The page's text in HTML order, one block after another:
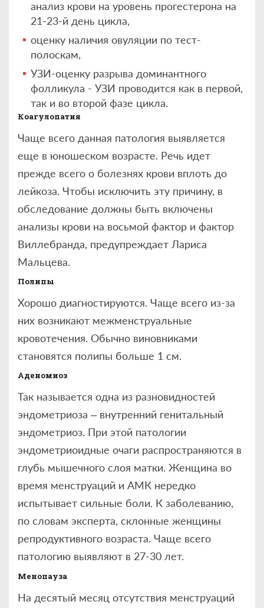
анализ крови на уровень прогестерона на
21-23-й день цикла,
оценку наличия овуляции по тест-
полоскам,
УЗИ-оценку разрыва доминантного
фолликула - УЗИ проводится как в первой,
так и во второй фазе цикла.
Коагулопатия
Чаще всего данная патология выявляется
еще в юношеском возрасте. Речь идет
прежде всего о болезнях крови вплоть до
лейкоза. Чтобы исключить эту причину, в
обследование должны быть включены
анализы крови на восьмой фактор и фактор
Виллебранда, предупреждает Лариса
Мальцева.
Полипы
Хорошо диагностируются. Чаще всего из-за
них возникают межменструальные
кровотечения. Обычно виновниками
становятся полипы больше 1 см.
Аденомиоз
Так называется одна из разновидностей
эндометриоза – внутренний генитальный
эндометриоз. При этой патологии
эндометриоидные очаги распространяются в
глубь мышечного слоя матки. Женщина во
время менструаций и АМК нередко
испытывает сильные боли. К заболеванию,
по словам эксперта, склонные женщины
репродуктивного возраста. Чаще всего
патологию выявляют в 27-30 лет.
Менопауза
На десятый месяц отсутствия менструаций